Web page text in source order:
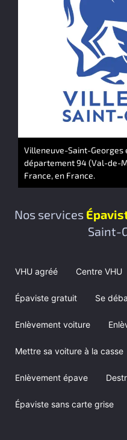
Nos services
Saint-
VHU agréé Centre VHU
Épaviste gratuit Se
Enlèvement voiture
Mettre sa voiture à la casse
Enlèvement épave
Épaviste sans carte grise
Villeneuve-Saint-Georges
département 94 (Val-de-
France, en France.